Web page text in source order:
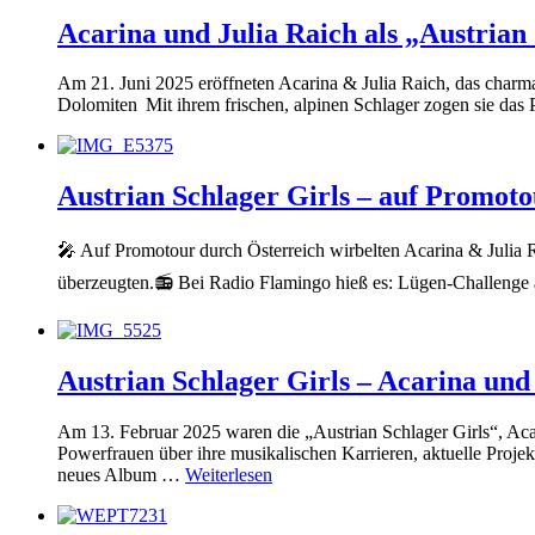
Acarina und Julia Raich als
Am 21. Juni 2025 eröffneten Acarina & Julia Raich, das
Dolomiten Mit ihrem frischen, alpinen Schlager zogen sie
Austrian Schlager Girls – auf
🎤 Auf Promotour durch Österreich wirbelten Acarina &
überzeugten.📻 Bei Radio Flamingo hieß es: Lügen-
Austrian Schlager Girls – Acarina
Am 13. Februar 2025 waren die „Austrian Schlager Girls“,
Powerfrauen über ihre musikalischen Karrieren, aktuelle
neues Album … Weiterlesen